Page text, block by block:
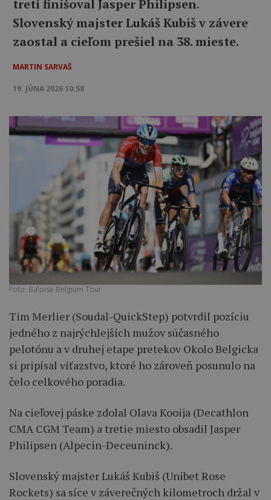
tretí finišoval Jasper Philipsen.
Slovenský majster Lukáš Kubiš v závere
zaostal a cieľom prešiel na 38. mieste.
MARTIN SARVAŠ
19. JÚNA 2026 10:58
Foto: Baloise Belgium Tour
Tim Merlier (Soudal-QuickStep) potvrdil pozíciu
jedného z najrýchlejších mužov súčasného
pelotónu a v druhej etape pretekov Okolo Belgicka
si pripísal víťazstvo, ktoré ho zároveň posunulo na
čelo celkového poradia.
Na cieľovej páske zdolal Olava Kooija (Decathlon
CMA CGM Team) a tretie miesto obsadil Jasper
Philipsen (Alpecin-Deceuninck).
Slovenský majster Lukáš Kubiš (Unibet Rose
Rockets) sa síce v záverečných kilometroch držal v